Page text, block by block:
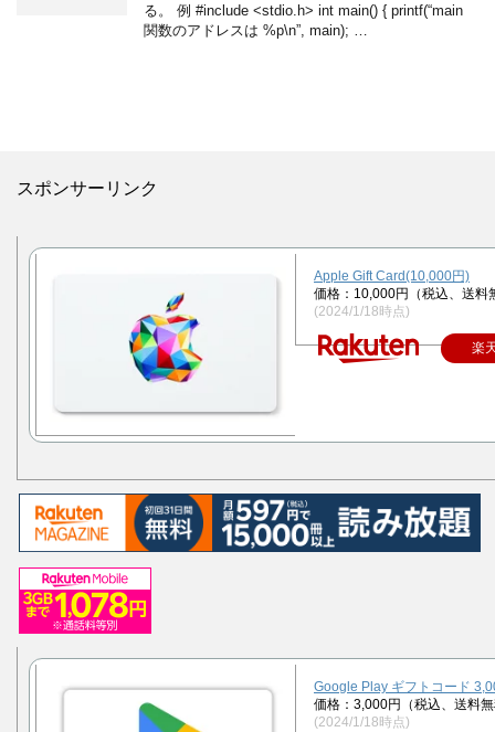
る。 例 #include <stdio.h> int main() { printf(“main
関数のアドレスは %p\n”, main); …
スポンサーリンク
Apple Gift Card(10,000円)
価格：10,000円（税込、送料
(2024/1/18時点)
楽
Google Play ギフトコード
価格：3,000円（税込、送料
(2024/1/18時点)